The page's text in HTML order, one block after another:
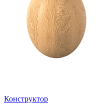
Конструктор